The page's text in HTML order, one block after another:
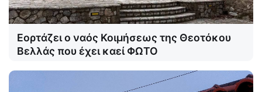
Εορτάζει ο ναός Κοιμήσεως της Θεοτόκου
Βελλάς που έχει καεί ΦΩΤΟ